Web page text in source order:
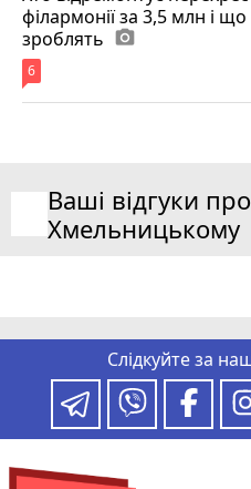
філармонії за 3,5 млн і
зроблять photo_camera
6
Ваші відгуки
Хмельницькому
Слідкуйте за